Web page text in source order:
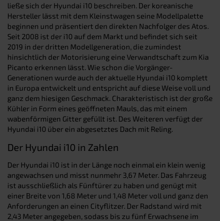
ließe sich der Hyundai i10 beschreiben. Der koreanische
Hersteller lässt mit dem Kleinstwagen seine Modellpalette
beginnen und präsentiert den direkten Nachfolger des Atos.
Seit 2008 ist der i10 auf dem Markt und befindet sich seit
2019 in der dritten Modellgeneration, die zumindest
hinsichtlich der Motorisierung eine Verwandtschaft zum Kia
Picanto erkennen lässt. Wie schon die Vorgänger-
Generationen wurde auch der aktuelle Hyundai i10 komplett
in Europa entwickelt und entspricht auf diese Weise voll und
ganz dem hiesigen Geschmack. Charakteristisch ist der große
Kühler in Form eines geöffneten Mauls, das mit einem
wabenförmigen Gitter gefüllt ist. Des Weiteren verfügt der
Hyundai i10 über ein abgesetztes Dach mit Reling.
Der Hyundai i10 in Zahlen
Der Hyundai i10 ist in der Länge noch einmal ein klein wenig
angewachsen und misst nunmehr 3,67 Meter. Das Fahrzeug
ist ausschließlich als Fünftürer zu haben und genügt mit
einer Breite von 1,68 Meter und 1,48 Meter voll und ganz den
Anforderungen an einen Cityflitzer. Der Radstand wird mit
2,43 Meter angegeben, sodass bis zu fünf Erwachsene im